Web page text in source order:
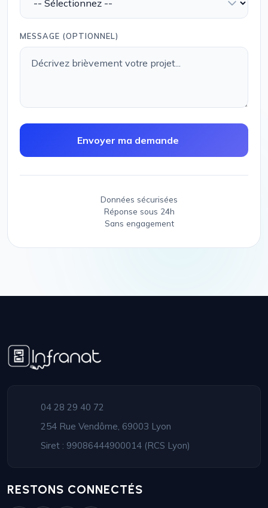
MESSAGE (OPTIONNEL)
Envoyer ma demande
Données sécurisées
Réponse sous 24h
Sans engagement
04 28 29 40 72
254 Rue Vendôme, 69003 Lyon
Siret : 99086444900014 (RCS Lyon)
RESTONS CONNECTÉS